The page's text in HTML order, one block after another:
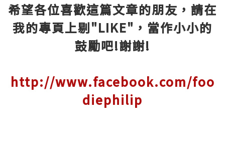
希望各位喜歡這篇文章的朋友，請在
我的專頁上剔"LIKE"，當作小小的
鼓勵吧!謝謝!
http://www.facebook.com/foo
diephilip